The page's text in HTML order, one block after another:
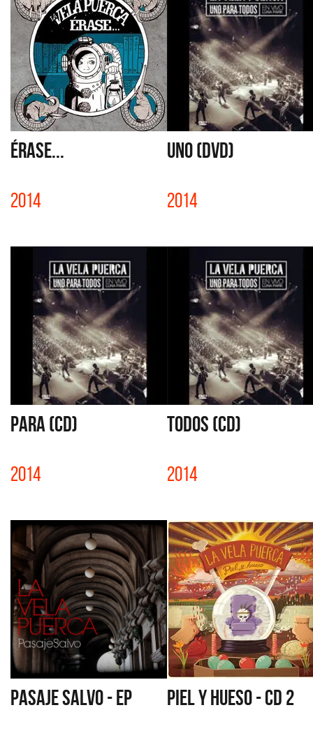
ÉRASE...
2014
UNO (DVD)
2014
PARA (CD)
2014
TODOS (CD)
2014
PASAJE SALVO - EP PIEL Y HUESO - CD 2